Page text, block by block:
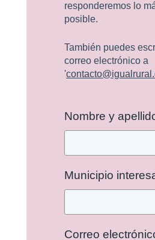
responderemos lo
posible.
También puedes
correo electrónico a
'
Nombre y
Municipio
Correo